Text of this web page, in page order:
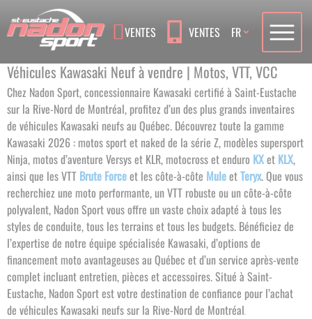
VENTES VENTES Language
FR
Véhicules Kawasaki Neuf à vendre | Motos, VTT, VCC
Chez Nadon Sport, concessionnaire Kawasaki certifié à Saint-Eustache
sur la Rive-Nord de Montréal, profitez d’un des plus grands inventaires
de véhicules Kawasaki neufs au Québec. Découvrez toute la gamme
Kawasaki 2026 : motos sport et naked de la série Z, modèles supersport
Ninja, motos d’aventure Versys et KLR, motocross et enduro KXet KLX,
ainsi que les VTT Brute Forceet les côte-à-côte MuleetTeryx.Que vous
recherchiez une moto performante, un VTT robuste ou un côte-à-côte
polyvalent, Nadon Sport vous offre un vaste choix adapté à tous les
styles de conduite, tous les terrains et tous les budgets. Bénéficiez de
l’expertise de notre équipe spécialisée Kawasaki, d’options de
financement moto avantageuses au Québec et d’un service après-vente
complet incluant entretien, pièces et accessoires. Situé à Saint-
Eustache, Nadon Sport est votre destination de confiance pour l’achat
de véhicules Kawasaki neufs sur la Rive-Nord de Montréal.